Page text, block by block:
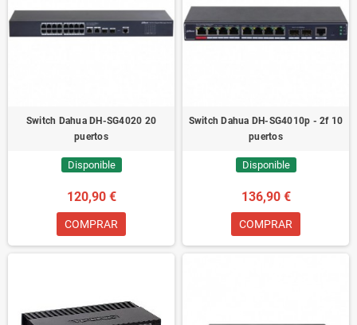
Switch Dahua DH-SG4020 20
puertos
Disponible
120,90 €
COMPRAR
Switch Dahua DH-SG4010p - 2f 10
puertos
Disponible
136,90 €
COMPRAR